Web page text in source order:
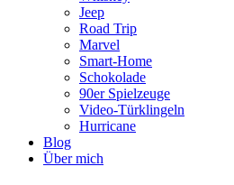
Jeep
Road Trip
Marvel
Smart-Home
Schokolade
90er Spielzeuge
Video-Türklingeln
Hurricane
Blog
Über mich